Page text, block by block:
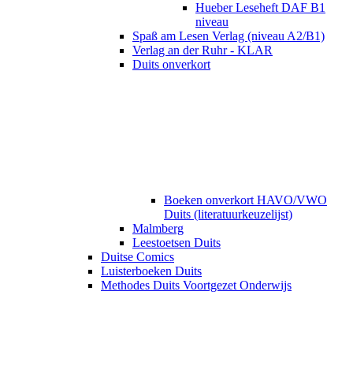
Hueber Leseheft DAF B1
niveau
Spaß am Lesen Verlag (niveau A2/B1)
Verlag an der Ruhr - KLAR
Duits onverkort
Boeken onverkort HAVO/VWO
Duits (literatuurkeuzelijst)
Malmberg
Leestoetsen Duits
Duitse Comics
Luisterboeken Duits
Methodes Duits Voortgezet Onderwijs